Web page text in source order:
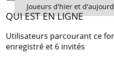
QUI EST EN LIGNE
Utilisateurs parcourant ce
enregistré et 6 invités